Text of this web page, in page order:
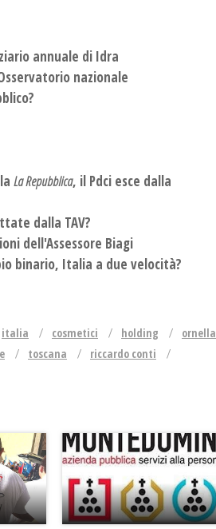
annuale di Idra
nazionale
La Repubblica, il Pdci esce dalla
dalla TAV?
dell'Assessore Biagi
binario, Italia a due velocità?
italia cosmetici holding
ornella
toscana
riccardo conti